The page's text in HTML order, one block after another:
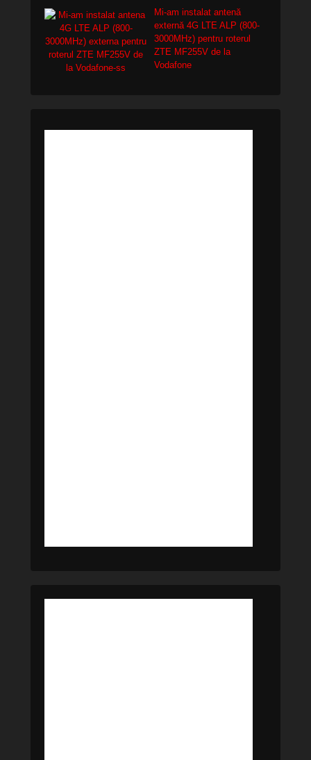
Mi-am instalat antenă
externă 4G LTE ALP (800-
3000MHz) pentru roterul
ZTE MF255V de la
Vodafone